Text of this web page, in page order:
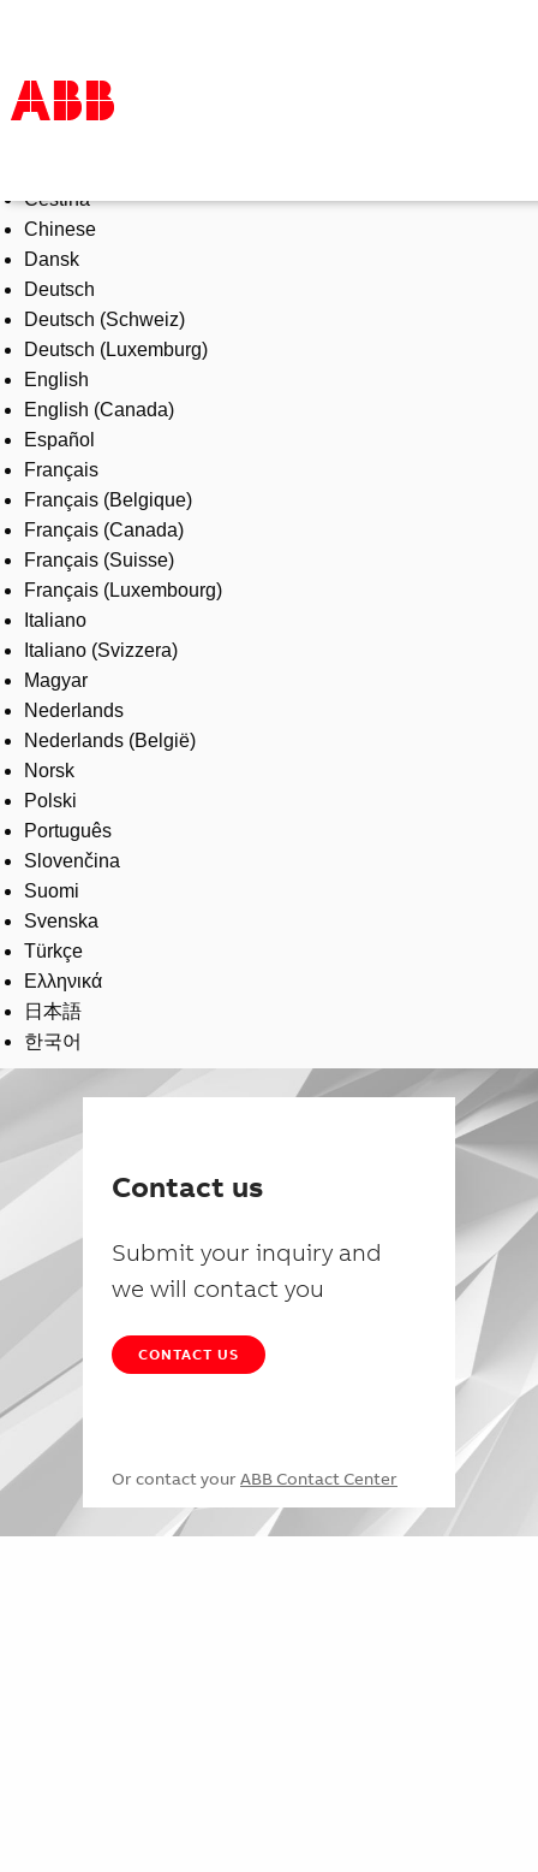
Products & Solutions
Industries
Services
About us
Where to buy
Contact us
Careers
Čeština
Chinese
Dansk
Deutsch
Deutsch (Schweiz)
Deutsch (Luxemburg)
English
English (Canada)
Español
Français
Français (Belgique)
Français (Canada)
Français (Suisse)
Français (Luxembourg)
Italiano
Italiano (Svizzera)
Magyar
Nederlands
Nederlands (België)
Norsk
Polski
Português
Slovenčina
Suomi
Svenska
Türkçe
Ελληνικά
日本語
한국어
Contact us
Submit your inquiry and
we will contact you
CONTACT US
Or contact your ABB Contact Center